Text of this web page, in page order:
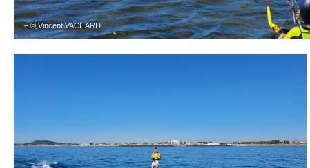
– © Vincent VACHARD